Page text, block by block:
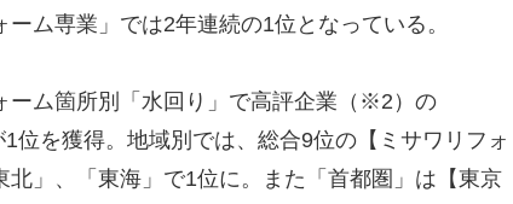
ム専業」では2年連続の1位となっている。
ム箇所別「水回り」で高評企業（※2）の
1位を獲得。地域別では、総合9位の【ミサワリフォ
北」、「東海」で1位に。また「首都圏」は【東京